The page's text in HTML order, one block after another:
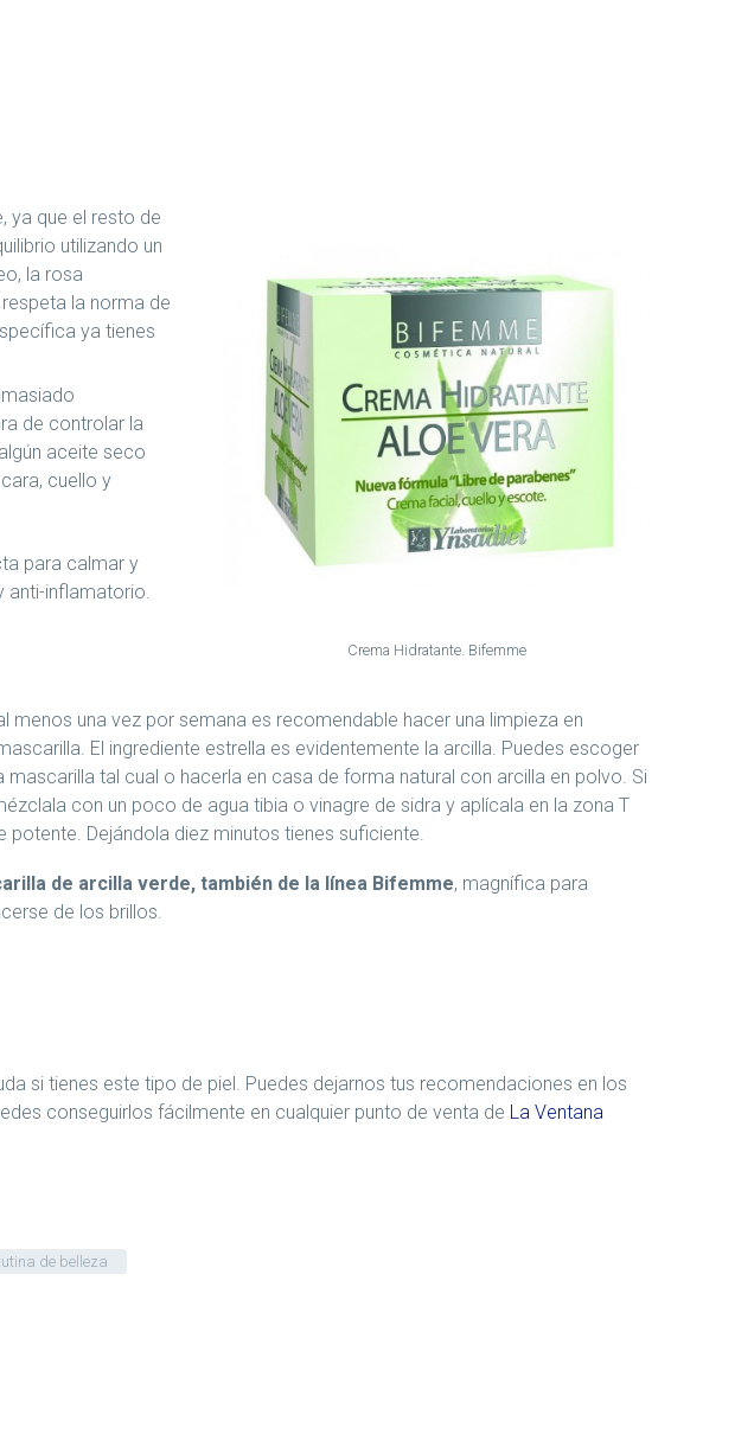
ya que el resto de
utilizando un
la rosa
la norma de
ya tienes
de controlar la
aceite seco
cuello y
para calmar y
anti-inflamatorio.
Crema Hidratante. Bifemme
menos una vez por semana es recomendable hacer una limpieza en
El ingrediente estrella es evidentemente la arcilla. Puedes escoger
tal cual o hacerla en casa de forma natural con arcilla en polvo. Si
con un poco de agua tibia o vinagre de sidra y aplícala en la zona T
potente. Dejándola diez minutos tienes suficiente.
de arcilla verde, también de la línea Bifemme, magnífica para
de los brillos.
si tienes este tipo de piel. Puedes dejarnos tus recomendaciones en los
conseguirlos fácilmente en cualquier punto de venta de La Ventana
de belleza